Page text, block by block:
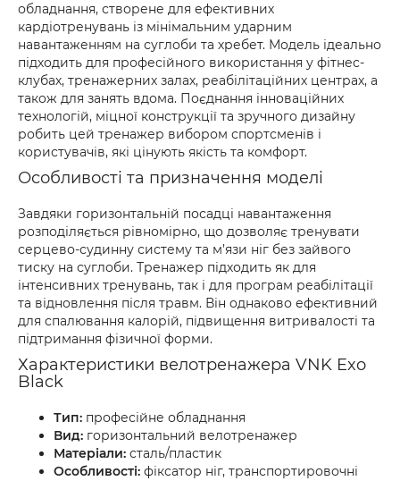
обладнання, створене для ефективних
кардіотренувань із мінімальним ударним
навантаженням на суглоби та хребет. Модель ідеально
підходить для професійного використання у фітнес-
клубах, тренажерних залах, реабілітаційних центрах, а
також для занять вдома. Поєднання інноваційних
технологій, міцної конструкції та зручного дизайну
робить цей тренажер вибором спортсменів і
користувачів, які цінують якість та комфорт.
Особливості та призначення моделі
Завдяки горизонтальній посадці навантаження
розподіляється рівномірно, що дозволяє тренувати
серцево-судинну систему та м’язи ніг без зайвого
тиску на суглоби. Тренажер підходить як для
інтенсивних тренувань, так і для програм реабілітації
та відновлення після травм. Він однаково ефективний
для спалювання калорій, підвищення витривалості та
підтримання фізичної форми.
Характеристики велотренажера VNK Exo
Black
Тип: професійне обладнання
Вид: горизонтальний велотренажер
Матеріали: сталь/пластик
Особливості: фіксатор ніг, транспортировочні